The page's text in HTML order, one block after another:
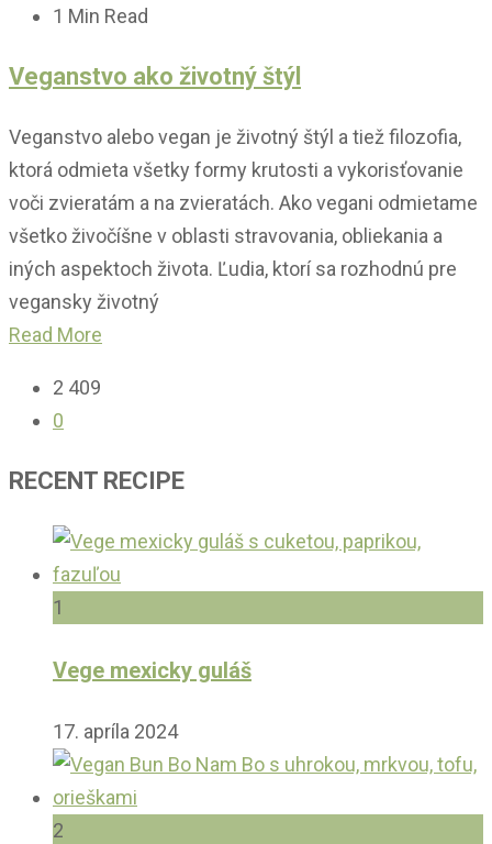
1 Min Read
Veganstvo ako životný štýl
Veganstvo alebo vegan je životný štýl a tiež filozofia,
ktorá odmieta všetky formy krutosti a vykorisťovanie
voči zvieratám a na zvieratách. Ako vegani odmietame
všetko živočíšne v oblasti stravovania, obliekania a
iných aspektoch života. Ľudia, ktorí sa rozhodnú pre
vegansky životný
Read More
2 409
0
RECENT RECIPE
1
Vege mexicky guláš
17. apríla 2024
2